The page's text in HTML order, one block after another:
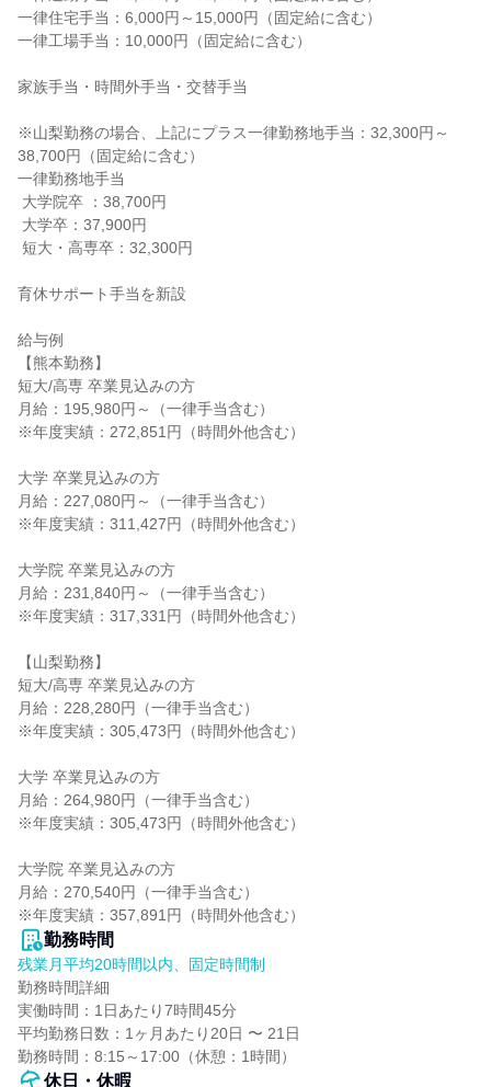
一律住宅手当：6,000円～15,000円（固定給に含む）
一律工場手当：10,000円（固定給に含む）
家族手当・時間外手当・交替手当
※山梨勤務の場合、上記にプラス一律勤務地手当：32,300円～
38,700円（固定給に含む）
一律勤務地手当
育休サポート手当を新設
給与例
【熊本勤務】
短大/高専 卒業見込みの方
月給：195,980円～（一律手当含む）
※年度実績：272,851円（時間外他含む）
大学 卒業見込みの方
月給：227,080円～（一律手当含む）
※年度実績：311,427円（時間外他含む）
大学院 卒業見込みの方
月給：231,840円～（一律手当含む）
※年度実績：317,331円（時間外他含む）
【山梨勤務】
短大/高専 卒業見込みの方
月給：228,280円（一律手当含む）
※年度実績：305,473円（時間外他含む）
大学 卒業見込みの方
月給：264,980円（一律手当含む）
※年度実績：305,473円（時間外他含む）
大学院 卒業見込みの方
月給：270,540円（一律手当含む）
※年度実績：357,891円（時間外他含む）
勤務時間
残業月平均20時間以内、固定時間制
勤務時間詳細
実働時間：1日あたり7時間45分
平均勤務日数：1ヶ月あたり20日 〜 21日
勤務時間：8:15～17:00（休憩：1時間）
休日・休暇